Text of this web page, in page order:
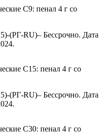
C9: пенал 4 г со
(РГ-RU)– Бессрочно. Дата
C15: пенал 4 г со
(РГ-RU)– Бессрочно. Дата
C30: пенал 4 г со